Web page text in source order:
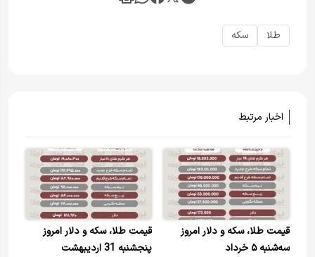
طلا سکه
اخبار مرتبط
قیمت طلا، سکه و دلار امروز
سه‌شنبه ۵ خرداد
قیمت طلا، سکه و دلار امروز
پنجشنبه 31 اردیبهشت